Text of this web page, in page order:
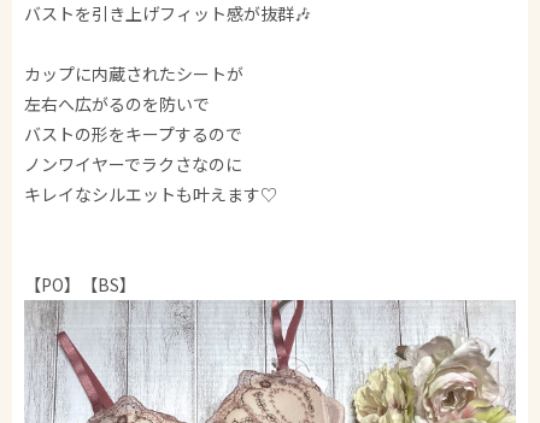
バストを引き上げフィット感が抜群🎶
カップに内蔵されたシートが
左右へ広がるのを防いで
バストの形をキープするので
ノンワイヤーでラクさなのに
キレイなシルエットも叶えます♡
【PO】【BS】